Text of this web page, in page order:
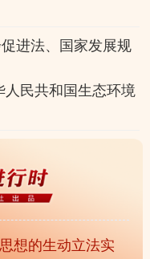
进法、 国家发展规
民共和国生态环境
想的生动立法实